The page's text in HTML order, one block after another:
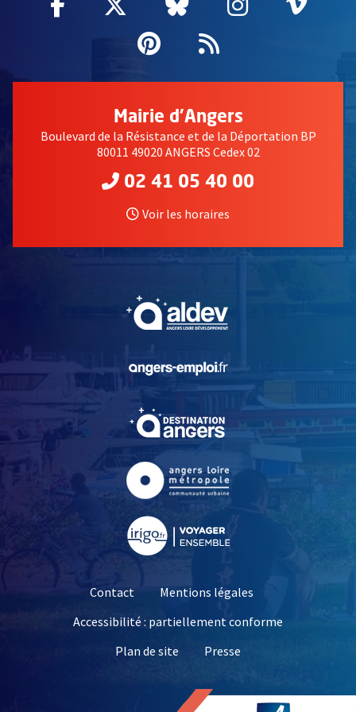
Pinterest
, Ouvre une
Flux RSS
Mairie d'Angers
Boulevard de la Résistance et de la Déportation BP
80011 49020 ANGERS Cedex 02
02 41 05 40 00
Voir les horaires
, Ouvre une nouvelle
, Ouvre une nouvelle
Contact
Mentions légales
Accessibilité : partiellement conforme
Plan de site
Presse